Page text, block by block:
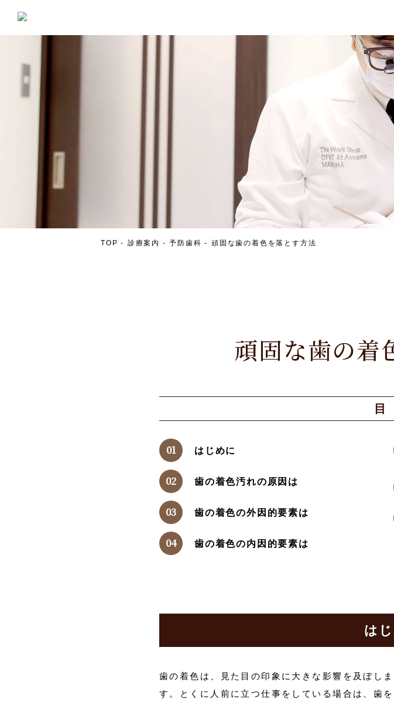
TOP 診療案内 予防歯科 頑固な歯の着色を落とす方法
頑固な歯の着
はじめに
歯の着色汚れの原因は
歯の着色の外因的要素は
歯の着色の内因的要素は
は
歯の着色は、見た目の印象に大きな影響を及ぼしま
す。とくに人前に立つ仕事をしている場合は、歯を